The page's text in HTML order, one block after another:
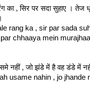
का , सिर पर सदा सुहाए । तेज
rang ka , sir par sada
chhaaya mein
नहीं , जो झंडे में है वह डंडे में
usame nahin , jo jhande